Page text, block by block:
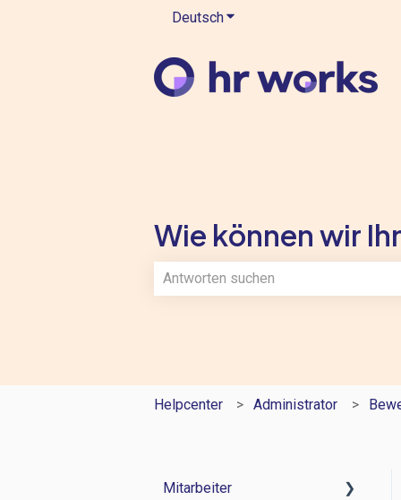
DeutschUntermenü für
Wie können wir
Helpcenter Administrator
Mitarbeiter